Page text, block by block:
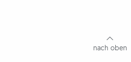
nach oben